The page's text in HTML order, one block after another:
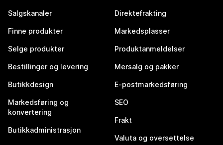
Salgskanaler
Finne produkter
Selge produkter
Bestillinger og levering
Butikkdesign
Markedsføring og
konvertering
Butikkadministrasjon
Direktefrakting
Markedsplasser
Produktanmeldelser
Mersalg og pakker
E-postmarkedsføring
SEO
Frakt
Valuta og oversettelse